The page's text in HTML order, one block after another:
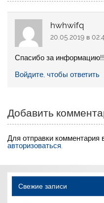
hwhwifq
20.05.2019 в
Спасибо за
Войдите, чтобы ответить
Добавить
Для отправки комментария
авторизоваться.
Свежие записи